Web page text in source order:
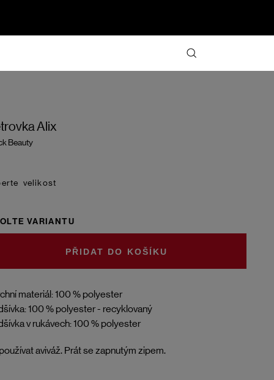
Alix
Beauty
materiál: 100 % polyester
100 % polyester - recyklovaný
v rukávech: 100 % polyester
aviváž. Prát se zapnutým zipem.
velikost
VARIANTU
DO KOŠÍKU